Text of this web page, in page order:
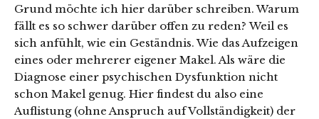
Grund möchte ich hier darüber schreiben. Warum
fällt es so schwer darüber offen zu reden? Weil es
sich anfühlt, wie ein Geständnis. Wie das Aufzeigen
eines oder mehrerer eigener Makel. Als wäre die
Diagnose einer psychischen Dysfunktion nicht
schon Makel genug. Hier findest du also eine
Auflistung (ohne Anspruch auf Vollständigkeit) der